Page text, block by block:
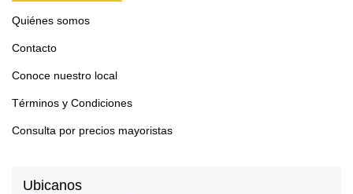
Quiénes somos
Contacto
Conoce nuestro local
Términos y Condiciones
Consulta por precios mayoristas
Ubicanos